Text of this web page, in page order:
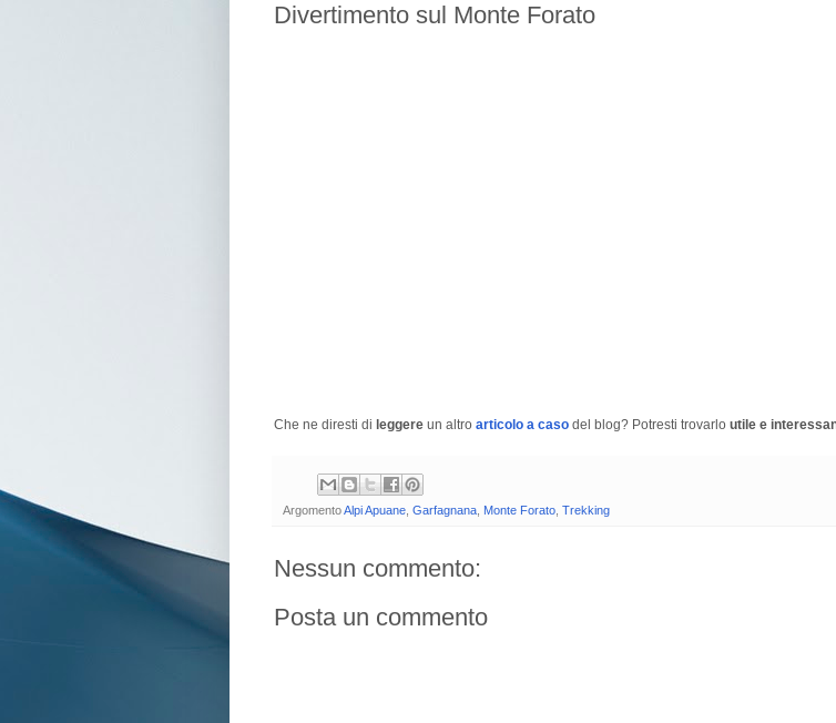
Divertimento sul Monte Forato
Che ne diresti di leggere un altro articolo a caso del blog? Potresti trovarlo utile e
ArgomentoAlpi Apuane Garfagnana Monte Forato Trekking
Nessun commento:
Posta un commento